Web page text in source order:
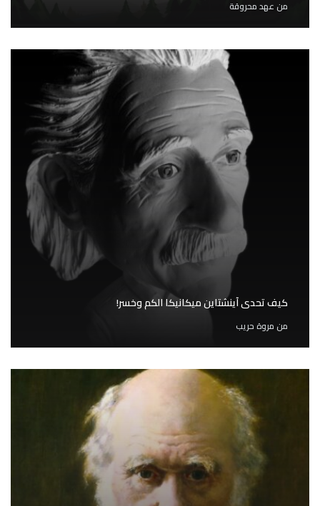
من عهد محروقة
كيف تحدى آينشتاين ميكانيكا الكم وخسر!
من مروة حريب